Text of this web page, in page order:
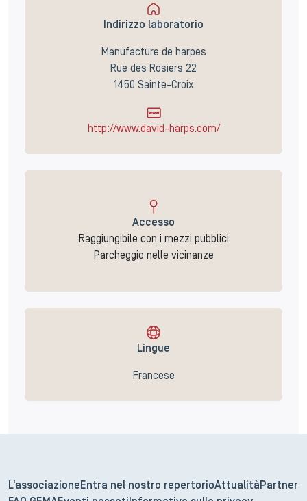
Indirizzo laboratorio
Manufacture de harpes
Rue des Rosiers 22
1450 Sainte-Croix
http://www.david-harps.com/
Accesso
Raggiungibile con i mezzi pubblici
Parcheggio nelle vicinanze
Lingue
Francese
L'associazione Entra nel nostro repertorioAttualità Partner